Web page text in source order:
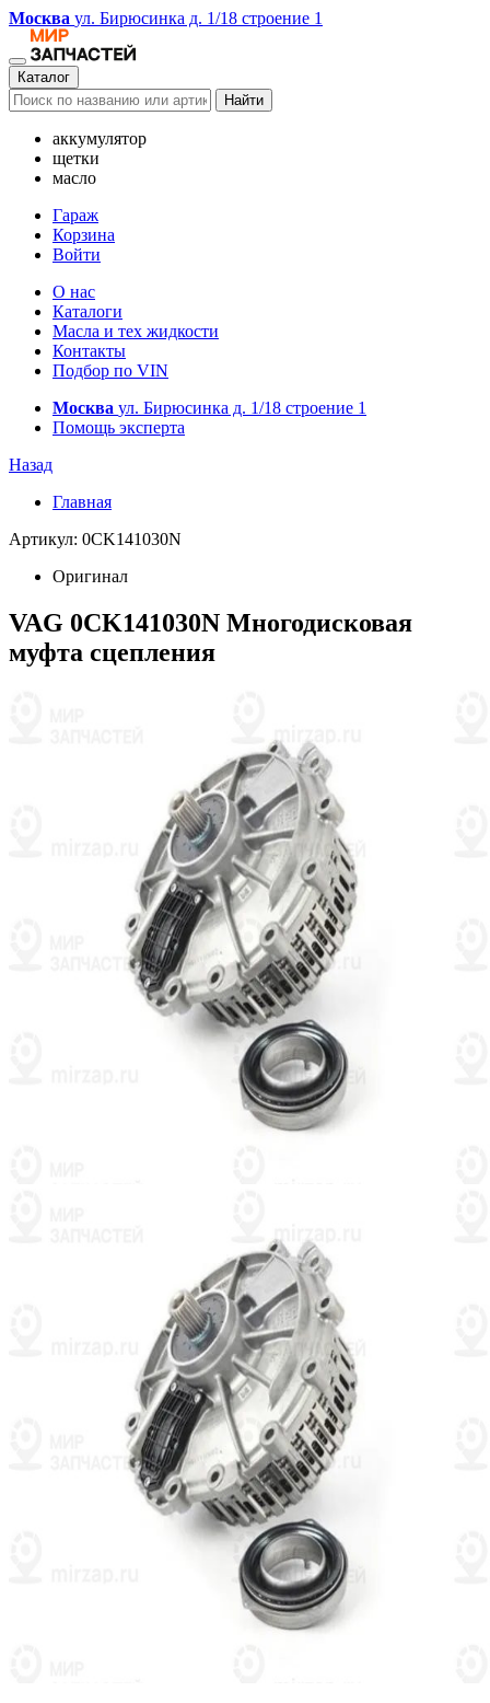
Москва ул. Бирюсинка д. 1/18 строение 1
Каталог
Найти
аккумулятор
щетки
масло
Гараж
Корзина
Войти
О нас
Каталоги
Масла и тех жидкости
Контакты
Подбор по VIN
Москва ул. Бирюсинка д. 1/18 строение 1
Помощь эксперта
Назад
Главная
Артикул: 0CK141030N
Оригинал
VAG 0CK141030N Многодисковая
муфта сцепления